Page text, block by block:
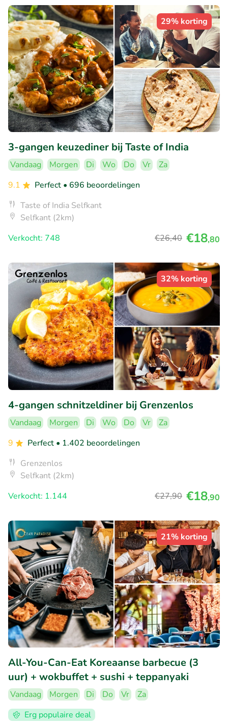
29% korting
3-gangen keuzediner bij Taste of India
Vandaag Morgen Di Wo Do Vr
Za
9.1
Perfect • 696 beoordelingen
Taste of India Selfkant
Selfkant (2km)
Verkocht: 748
€26,40 €18,80
32% korting
4-gangen schnitzeldiner bij Grenzenlos
Vandaag Morgen Di Wo Do Vr
Za
9
Perfect • 1.402 beoordelingen
Grenzenlos
Selfkant (2km)
Verkocht: 1.144
€27,90 €18,90
21% korting
All-You-Can-Eat Koreaanse barbecue (3
uur) + wokbuffet + sushi + teppanyaki
Vandaag Morgen Di Do Vr
Za
Erg populaire deal